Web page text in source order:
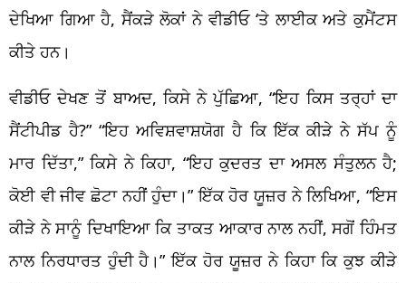
ਦੇਖਿਆ ਗਿਆ ਹੈ, ਸੈਂਕੜੇ ਲੋਕਾਂ ਨੇ ਵੀਡੀਓ ‘ਤੇ ਲਾਈਕ ਅਤੇ ਕੁਮੈਂਟਸ
ਕੀਤੇ ਹਨ।
ਵੀਡੀਓ ਦੇਖਣ ਤੋਂ ਬਾਅਦ, ਕਿਸੇ ਨੇ ਪੁੱਛਿਆ, “ਇਹ ਕਿਸ ਤਰ੍ਹਾਂ ਦਾ
ਸੈਂਟੀਪੀਡ ਹੈ?” “ਇਹ ਅਵਿਸ਼ਵਾਸ਼ਯੋਗ ਹੈ ਕਿ ਇੱਕ ਕੀੜੇ ਨੇ ਸੱਪ ਨੂੰ
ਮਾਰ ਦਿੱਤਾ,” ਕਿਸੇ ਨੇ ਕਿਹਾ, “ਇਹ ਕੁਦਰਤ ਦਾ ਅਸਲ ਸੰਤੁਲਨ ਹੈ;
ਕੋਈ ਵੀ ਜੀਵ ਛੋਟਾ ਨਹੀਂ ਹੁੰਦਾ।” ਇੱਕ ਹੋਰ ਯੂਜ਼ਰ ਨੇ ਲਿਖਿਆ, “ਇਸ
ਕੀੜੇ ਨੇ ਸਾਨੂੰ ਦਿਖਾਇਆ ਕਿ ਤਾਕਤ ਆਕਾਰ ਨਾਲ ਨਹੀਂ, ਸਗੋਂ ਹਿੰਮਤ
ਨਾਲ ਨਿਰਧਾਰਤ ਹੁੰਦੀ ਹੈ।” ਇੱਕ ਹੋਰ ਯੂਜ਼ਰ ਨੇ ਕਿਹਾ ਕਿ ਕੁਝ ਕੀੜੇ